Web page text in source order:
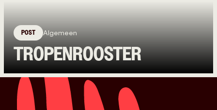
POST Algemeen
TROPENROOSTER